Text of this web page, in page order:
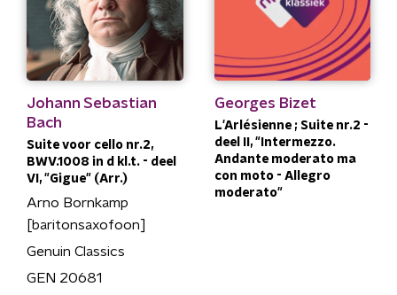
Johann Sebastian
Bach
Suite voor cello nr.2,
BWV.1008 in d kl.t. - deel
VI, "Gigue" (Arr.)
Arno Bornkamp
[baritonsaxofoon]
Genuin Classics
GEN 20681
Georges Bizet
L'Arlésienne ; Suite nr.2 -
deel II, "Intermezzo.
Andante moderato ma
con moto - Allegro
moderato"